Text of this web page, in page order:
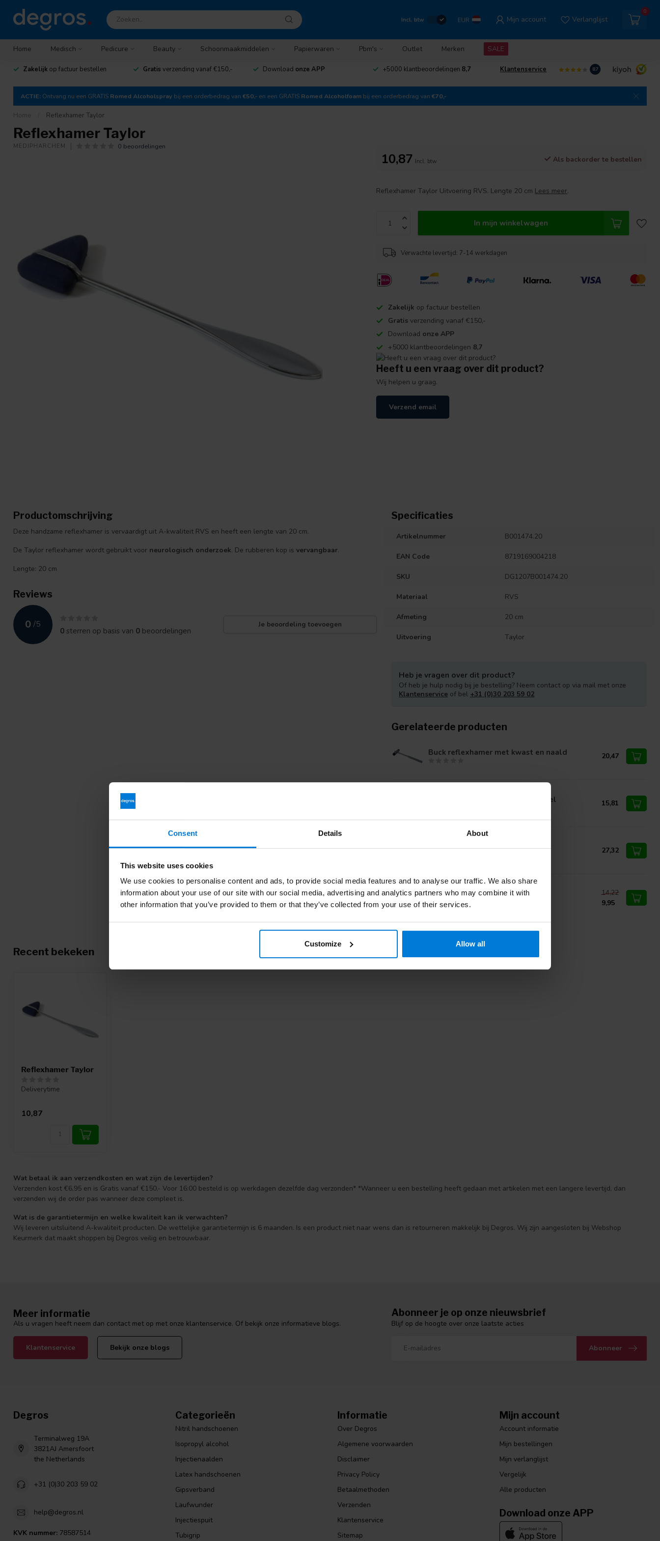
Consent Details About
This website uses cookies
We use cookies to personalise content and ads, to provide social media features and to analyse our traffic. We also share
information about your use of our site with our social media, advertising and analytics partners who may combine it with
other information that you’ve provided to them or that they’ve collected from your use of their services.
Customize Allow all
Incl. btw EUR Mijn account Verlanglijst
0
Home Medisch Pedicure Beauty Schoonmaakmiddelen Papierwaren Pbm's Outlet Merken SALE
Zakelijk op factuur bestellen Gratis verzending vanaf €150,- Download onze APP +5000 klantbeoordelingen 8,7 Klantenservice 8.7
ACTIE: Ontvang nu een GRATIS Romed Alcoholspray bij een orderbedrag van €50,- en een GRATIS Romed Alcoholfoam bij een orderbedrag van €70,-
Home Reflexhamer Taylor
Reflexhamer Taylor
MEDIPHARCHEM 0 beoordelingen
10,87 Incl. btw Als backorder te bestellen
Reflexhamer Taylor Uitvoering RVS. Lengte 20 cm Lees meer.
In mijn winkelwagen
Verwachte levertijd: 7-14 werkdagen
Zakelijk op factuur bestellen
Gratis verzending vanaf €150,-
Download onze APP
+5000 klantbeoordelingen 8,7
Heeft u een vraag over dit product?
Wij helpen u graag.
Verzend email
Productomschrijving
Deze handzame reflexhamer is vervaardigt uit A-kwaliteit RVS en heeft een lengte van 20 cm.
De Taylor reflexhamer wordt gebruikt voor neurologisch onderzoek. De rubberen kop is vervangbaar.
Lengte: 20 cm
Reviews
0 /5
0sterren op basis van 0 beoordelingen
Je beoordeling toevoegen
Specificaties
Artikelnummer B001474.20
EAN Code 8719169004218
SKU DG1207B001474.20
Materiaal RVS
Afmeting 20 cm
Uitvoering Taylor
Heb je vragen over dit product?
Of heb je hulp nodig bij je bestelling? Neem contact op via mail met onze
Klantenservice of bel +31 (0)30 203 59 02
Gerelateerde producten
Buck reflexhamer met kwast en naald 20,47
Berliner reflexhamer, zwaar model 15,81
Babinsky reflexhamer met naald 27,32
Romed penlights 6 stuks
14,22
9,95
Recent bekeken
Reflexhamer Taylor
Deliverytime
10,87
Wat betaal ik aan verzendkosten en wat zijn de levertijden?
Verzenden kost €6,95 en is Gratis vanaf €150,- Voor 16:00 besteld is op werkdagen dezelfde dag verzonden* *Wanneer u een bestelling heeft gedaan met artikelen met een langere levertijd, dan
verzenden wij de order pas wanneer deze compleet is.
Wat is de garantietermijn en welke kwaliteit kan ik verwachten?
Wij leveren uitsluitend A-kwaliteit producten. De wettelijke garantietermijn is 6 maanden. Is een product niet naar wens dan is retourneren makkelijk bij Degros. Wij zijn aangesloten bij Webshop
Keurmerk dat maakt shoppen bij Degros veilig en betrouwbaar.
Meer informatie
Als u vragen heeft neem dan contact met op met onze klantenservice. Of bekijk onze informatieve blogs.
Klantenservice Bekijk onze blogs
Abonneer je op onze nieuwsbrief
Blijf op de hoogte over onze laatste acties
Abonneer
Degros
Terminalweg 19A
3821AJ Amersfoort
the Netherlands
+31 (0)30 203 59 02
help@degros.nl
KVK nummer: 78587514
Categorieën
Nitril handschoenen
Isopropyl alcohol
Injectienaalden
Latex handschoenen
Gipsverband
Laufwunder
Injectiespuit
Tubigrip
Informatie
Over Degros
Algemene voorwaarden
Disclaimer
Privacy Policy
Betaalmethoden
Verzenden
Klantenservice
Sitemap
Mijn account
Account informatie
Mijn bestellingen
Mijn verlanglijst
Vergelijk
Alle producten
Download onze APP